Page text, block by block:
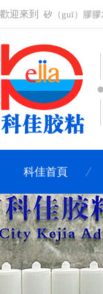
歡迎來到 矽（guī）膠
科佳首頁